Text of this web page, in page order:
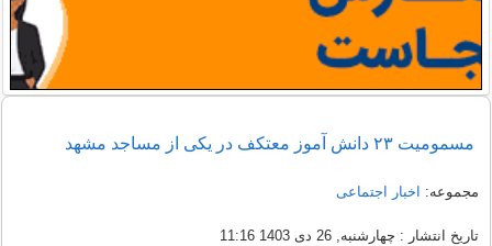
مسمومیت ۲۳ دانش آموز معتکف در یکی از مساجد مشهد
مجموعه: اخبار اجتماعی
تاریخ انتشار : چهارشنبه, 26 دی 1403 11:16